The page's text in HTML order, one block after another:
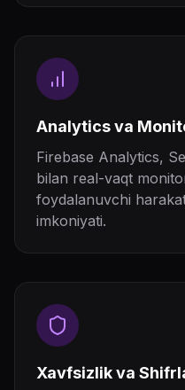
Analytics va
Firebase Analytics,
bilan real-vaqt
foydalanuvchi
imkoniyati.
Xavfsizlik va